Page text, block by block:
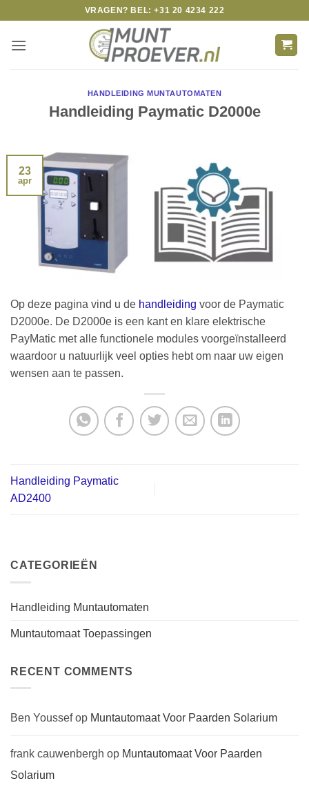
content
VRAGEN? BEL: +31 20 4234 222
HANDLEIDING MUNTAUTOMATEN
Handleiding Paymatic D2000e
23
apr
Op deze pagina vind u de handleiding voor de Paymatic
D2000e. De D2000e is een kant en klare elektrische
PayMatic met alle functionele modules voorgeïnstalleerd
waardoor u natuurlijk veel opties hebt om naar uw eigen
wensen aan te passen.
Handleiding Paymatic
AD2400
CATEGORIEËN
Handleiding Muntautomaten
Muntautomaat Toepassingen
RECENT COMMENTS
Ben Youssefop Muntautomaat Voor Paarden Solarium
frank cauwenbergh op Muntautomaat Voor Paarden
Solarium